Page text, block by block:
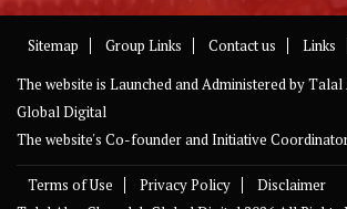
Sitemap Group Links Contact us Links
The website is Launched and Administered byTalal
Global Digital
The website's Co-founder and Initiative Coordinator
Terms of Use Privacy Policy
Disclaimer